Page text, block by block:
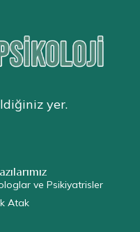
yer.
ve Psikiyatrisler
Atak